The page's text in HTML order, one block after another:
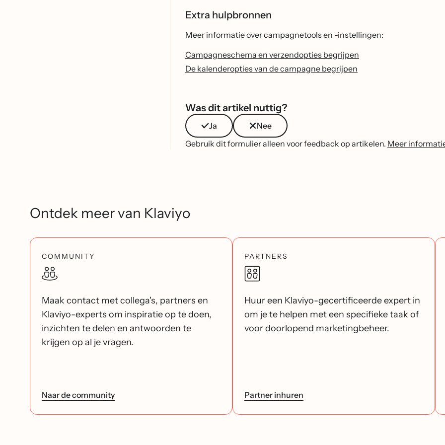
Extra hulpbronnen
Meer informatie over campagnetools en -instellingen:
Campagneschema en verzendopties begrijpen
De kalenderopties van de campagne begrijpen
Was dit artikel nuttig?
Ja
Nee
Gebruik dit formulier alleen voor feedback op artikelen. Meer
Ontdek meer van Klaviyo
COMMUNITY
Maak contact met collega's, partners en
Klaviyo-experts om inspiratie op te doen,
inzichten te delen en antwoorden te
krijgen op al je vragen.
Naar de community
PARTNERS
Huur een Klaviyo-gecertificeerde expert in
om je te helpen met een specifieke taak of
voor doorlopend marketingbeheer.
Partner inhuren